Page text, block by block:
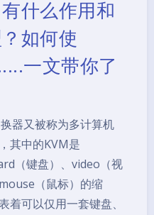
什么作用和
如何使
一文带你了
器又被称为多计算机
其中的KVM是
（键盘）、video（视
（鼠标）的缩
着可以仅用一套键盘、